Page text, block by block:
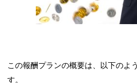
この報酬プランの概要は、以下のよ
す。